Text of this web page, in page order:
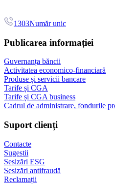
1303Număr unic
Publicarea informației
Guvernanța băncii
Activitatea economico-financiară
Produse și servicii bancare
Tarife și CGA
Tarife și CGA business
Cadrul de administrare, fondurile
Suport clienți
Contacte
Sugestii
Sesizări ESG
Sesizări antifraudă
Reclamații